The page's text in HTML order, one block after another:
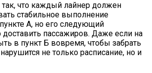
так, что каждый лайнер должен
стабильное выполнение
А, но его следующий
пассажиров. Даже если на
в пункт Б вовремя, чтобы забрать
не только расписание, но и